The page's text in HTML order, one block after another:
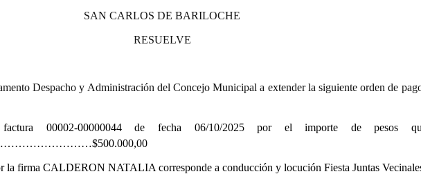
SAN CARLOS DE BARILOCHE
RESUELVE
Despacho y Administración del Concejo Municipal a extender la siguiente orden de
00002-00000044 de fecha 06/10/2025por el importe de pesos
la firma CALDERON NATALIA corresponde a conducción y locución Fiesta Juntas